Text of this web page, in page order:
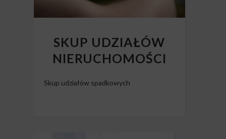
SKUP UDZIAŁÓW
NIERUCHOMOŚCI
Skup udziałów spadkowych